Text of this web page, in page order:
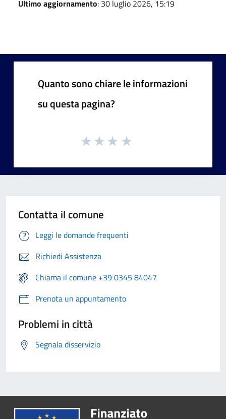
Ultimo aggiornamento: 30 luglio 2026, 15:19
Quanto sono chiare le informazioni
su questa pagina?
Contatta il comune
Leggi le domande frequenti
Richiedi Assistenza
Chiama il comune +39 0345 84047
Prenota un appuntamento
Problemi in città
Segnala disservizio